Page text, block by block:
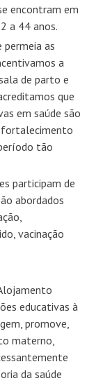
encontram em
a 44 anos.
permeia as
a
de parto e
que
em saúde são
fortalecimento
tão
participam de
abordados
vacinação
educativas à
promove,
materno,
da saúde